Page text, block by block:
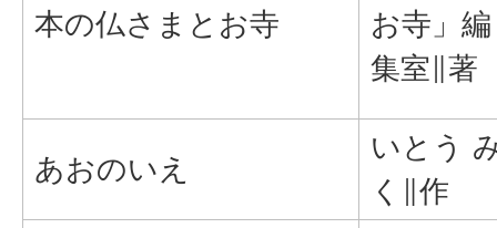
本の仏さまとお寺
お寺」編
集室∥著
あおのいえ
いとう
く∥作